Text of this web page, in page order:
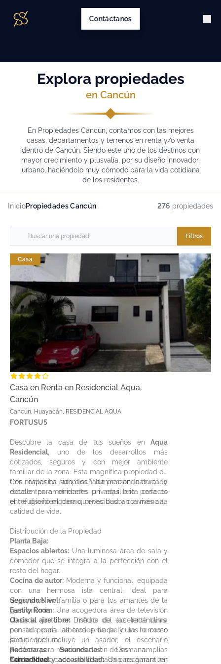
Contáctanos
Explora propiedades
en Cancún
En Propiedades Cancún, contamos con las mejores
casas, departamentos y terrenos en renta y/o venta
dentro de Cancún. Siendo este uno de los destinos con
mayor crecimiento y plusvalía, por su diseño innovador,
urbano, haciéndolo muy cómodo para la vida cotidiana
de los residentes.
InicioPropiedades Cancún 276 propiedades
Filtros
Casa
Casa en Renta en Residencial Aqua,
Cancún
Cancún, Huayacán, RESIDENCIAL AQUA
FORTUSU5
Descubre la casa de tus sueños en Aqua
Residencial, uno de los desarrollos más
cotizados, seguros y con mejor ambiente
familiar de la zona. Esta magnífica propiedad de
tres niveles ha sido diseñada pensando en cada
detalle para ofrecerte un equilibrio perfecto
entre diseño moderno, privacidad y convivencia.
Con espacios amplios, iluminación natural y
excelentes amenidades privadas, esta casa es
el refugio ideal para quienes buscan la más alta
calidad de vida.
Distribución de la Propiedad
Planta Baja:
Espacios abiertos: Una luminosa área de sala y
comedor que se integra a la perfección con el
resto del hogar.
Cocina de autor: Moderna y funcional, equipada
con una hermosa isla central, ideal para
desayunos en familia o para los amantes de la
gastronomía.
Oasis al aire libre:Disfruta del excelente clima
con tu propia alberca privada y un hermoso
jardín que incluye un asador, el escenario
perfecto para reuniones de fin de semana.
Comodidad y accesibilidad:Una recámara en
Segundo Nivel:
Family Room: Una acogedora área de televisión
ubicada justo en medio de las recámaras,
pensada para las tardes de películas o como
sala de lectura.
Recámaras Secundarias:Dos amplias
habitaciones, cada una diseñada para garantizar
Tercer Nivel: